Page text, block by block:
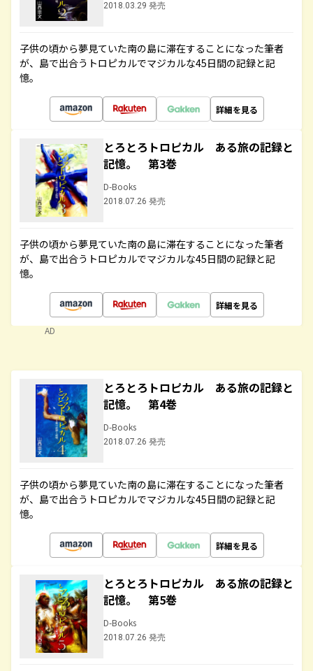
2018.03.29 発売
子供の頃から夢見ていた南の島に滞在することになった筆者
が、島で出合うトロピカルでマジカルな45日間の記録と記
憶。
詳細を見る
とろとろトロピカル ある旅の記録と
記憶。 第3巻
D-Books
2018.07.26 発売
子供の頃から夢見ていた南の島に滞在することになった筆者
が、島で出合うトロピカルでマジカルな45日間の記録と記
憶。
詳細を見る
AD
とろとろトロピカル ある旅の記録と
記憶。 第4巻
D-Books
2018.07.26 発売
子供の頃から夢見ていた南の島に滞在することになった筆者
が、島で出合うトロピカルでマジカルな45日間の記録と記
憶。
詳細を見る
とろとろトロピカル ある旅の記録と
記憶。 第5巻
D-Books
2018.07.26 発売